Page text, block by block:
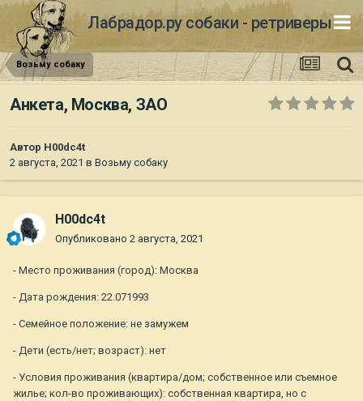
Лабрадор.ру собаки - ретриверы
Возьму собаку
Анкета, Москва, ЗАО
Автор H00dc4t
2 августа, 2021 в Возьму собаку
H00dc4t
Опубликовано 2 августа, 2021
- Место проживания (город): Москва
- Дата рождения: 22.071993
- Семейное положение: не замужем
- Дети (есть/нет; возраст): нет
- Условия проживания (квартира/дом; собственное или съемное
жилье; кол-во проживающих): собственная квартира, но с